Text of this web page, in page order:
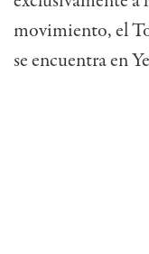
movimiento, el
se encuentra en